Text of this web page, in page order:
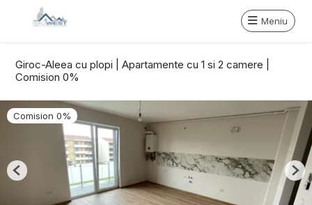
Meniu
Giroc-Aleea cu plopi | Apartamente cu 1 si 2 camere |
Comision 0%
Comision 0%
Previous